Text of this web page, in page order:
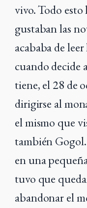
vivo. Todo
gustaban las
acababa de
cuando decide
tiene, el 28 de
dirigirse al
el mismo que
también
en una
tuvo que
abandonar el